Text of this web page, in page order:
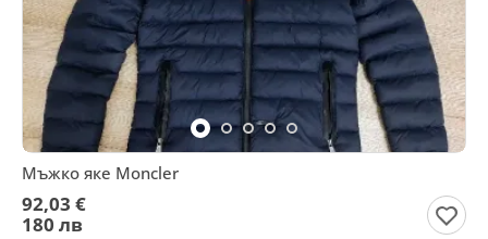
Мъжко яке Moncler
92,03 €
180 лв